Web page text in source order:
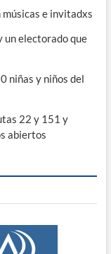
e invitadxs
un electorado que
niñas y niños del
22 y 151 y
abiertos